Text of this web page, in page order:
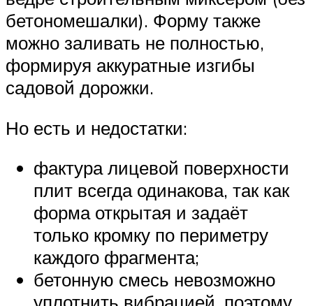
бетономешалки). Форму также
можно заливать не полностью,
формируя аккуратные изгибы
садовой дорожки.
Но есть и недостатки:
фактура лицевой поверхности
плит всегда одинакова, так как
форма открытая и задаёт
только кромку по периметру
каждого фрагмента;
бетонную смесь невозможно